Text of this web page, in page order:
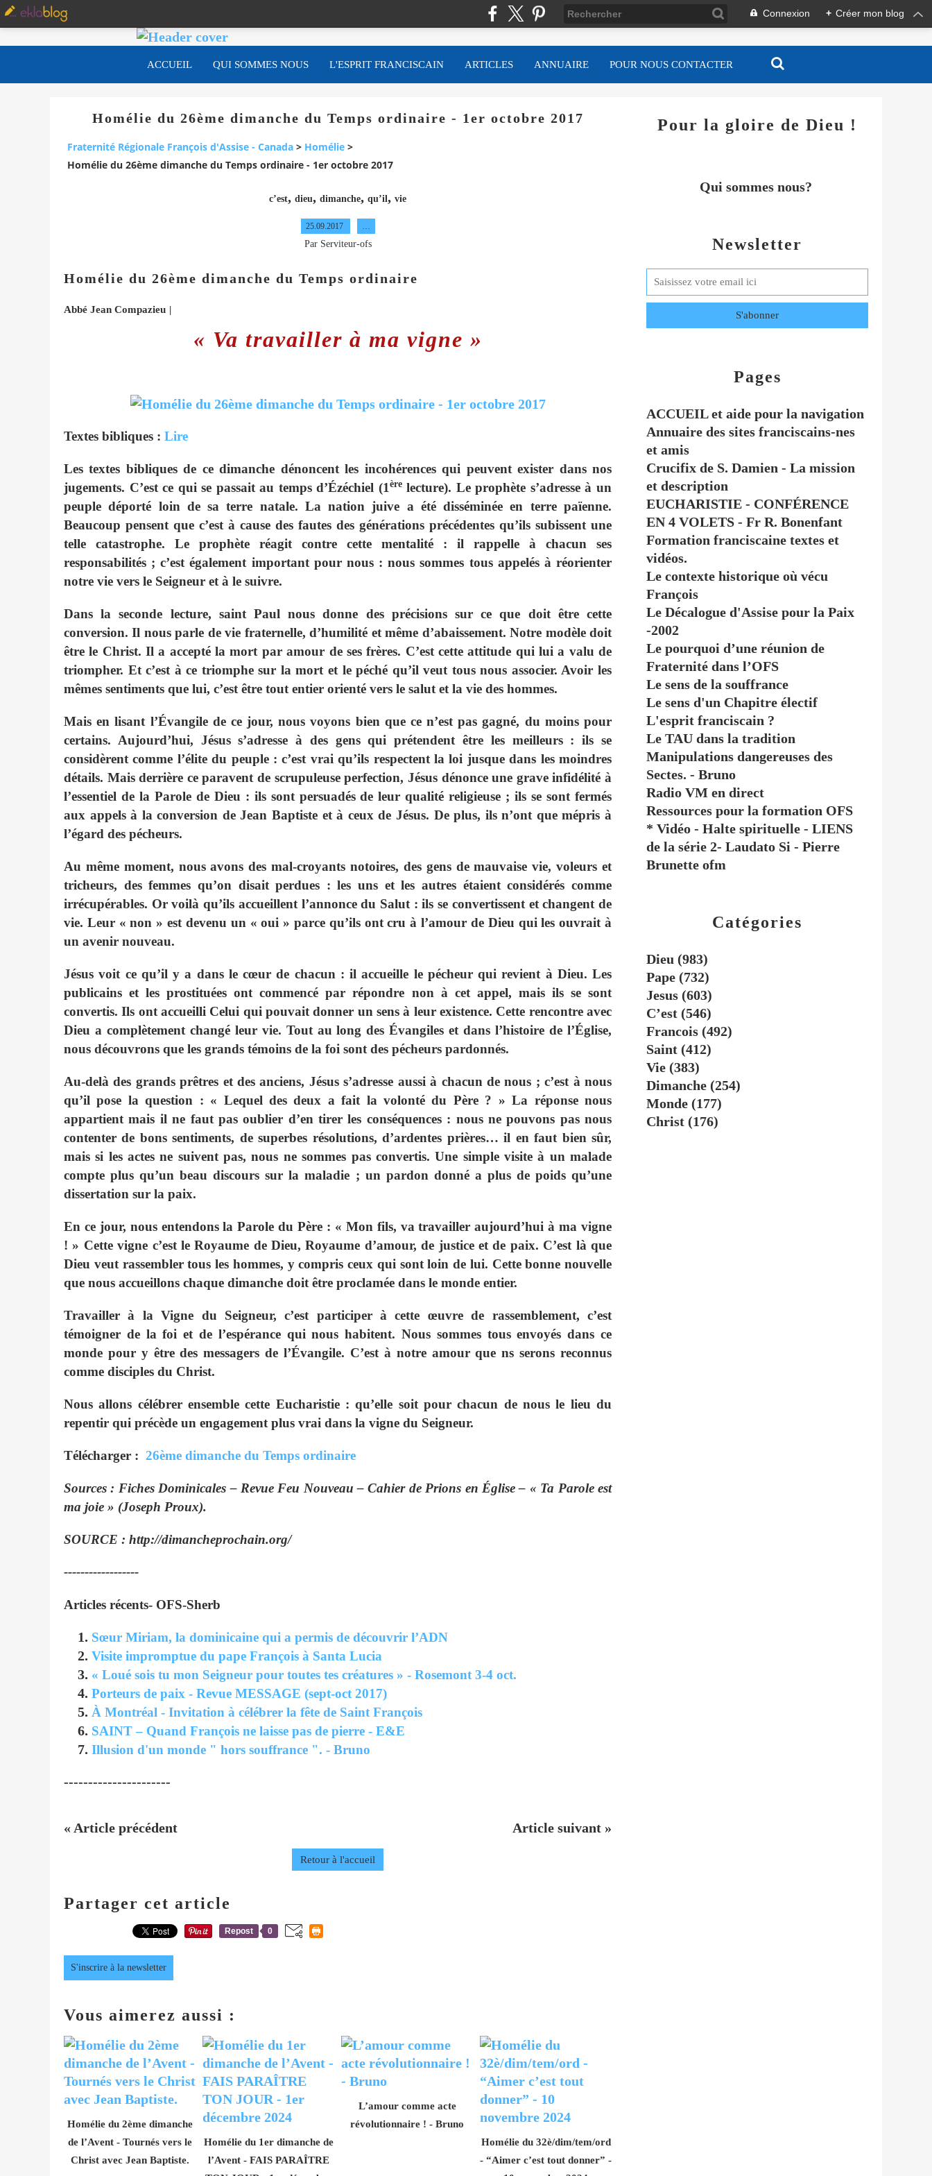
Connexion + Créer mon blog
ACCUEIL QUI SOMMES NOUS L'ESPRIT FRANCISCAIN ARTICLES ANNUAIRE POUR NOUS CONTACTER
Homélie du 26ème dimanche du Temps ordinaire - 1er octobre 2017
Fraternité Régionale François d'Assise - Canada > Homélie >
Homélie du 26ème dimanche du Temps ordinaire - 1er octobre 2017
c’est, dieu, dimanche, qu’il , vie
25.09.2017
Par Serviteur-ofs
Homélie du 26ème dimanche du Temps ordinaire
Abbé Jean Compazieu |
« Va travailler à ma vigne »
Textes bibliques : Lire
Les textes bibliques de ce dimanche dénoncent les incohérences qui peuvent exister dans nos
jugements. C’est ce qui se passait au temps d’Ézéchiel (1èrelecture). Le prophète s’adresse à un
peuple déporté loin de sa terre natale. La nation juive a été disséminée en terre païenne.
Beaucoup pensent que c’est à cause des fautes des générations précédentes qu’ils subissent une
telle catastrophe. Le prophète réagit contre cette mentalité : il rappelle à chacun ses
responsabilités ; c’est également important pour nous : nous sommes tous appelés à réorienter
notre vie vers le Seigneur et à le suivre.
Dans la seconde lecture, saint Paul nous donne des précisions sur ce que doit être cette
conversion. Il nous parle de vie fraternelle, d’humilité et même d’abaissement. Notre modèle doit
être le Christ. Il a accepté la mort par amour de ses frères. C’est cette attitude qui lui a valu de
triompher. Et c’est à ce triomphe sur la mort et le péché qu’il veut tous nous associer. Avoir les
mêmes sentiments que lui, c’est être tout entier orienté vers le salut et la vie des hommes.
Mais en lisant l’Évangile de ce jour, nous voyons bien que ce n’est pas gagné, du moins pour
certains. Aujourd’hui, Jésus s’adresse à des gens qui prétendent être les meilleurs : ils se
considèrent comme l’élite du peuple : c’est vrai qu’ils respectent la loi jusque dans les moindres
détails. Mais derrière ce paravent de scrupuleuse perfection, Jésus dénonce une grave infidélité à
l’essentiel de la Parole de Dieu : ils sont persuadés de leur qualité religieuse ; ils se sont fermés
aux appels à la conversion de Jean Baptiste et à ceux de Jésus. De plus, ils n’ont que mépris à
l’égard des pécheurs.
Au même moment, nous avons des mal-croyants notoires, des gens de mauvaise vie, voleurs et
tricheurs, des femmes qu’on disait perdues : les uns et les autres étaient considérés comme
irrécupérables. Or voilà qu’ils accueillent l’annonce du Salut : ils se convertissent et changent de
vie. Leur « non » est devenu un « oui » parce qu’ils ont cru à l’amour de Dieu qui les ouvrait à
un avenir nouveau.
Jésus voit ce qu’il y a dans le cœur de chacun : il accueille le pécheur qui revient à Dieu. Les
publicains et les prostituées ont commencé par répondre non à cet appel, mais ils se sont
convertis. Ils ont accueilli Celui qui pouvait donner un sens à leur existence. Cette rencontre avec
Dieu a complètement changé leur vie. Tout au long des Évangiles et dans l’histoire de l’Église,
nous découvrons que les grands témoins de la foi sont des pécheurs pardonnés.
Au-delà des grands prêtres et des anciens, Jésus s’adresse aussi à chacun de nous ; c’est à nous
qu’il pose la question : « Lequel des deux a fait la volonté du Père ? » La réponse nous
appartient mais il ne faut pas oublier d’en tirer les conséquences : nous ne pouvons pas nous
contenter de bons sentiments, de superbes résolutions, d’ardentes prières… il en faut bien sûr,
mais si les actes ne suivent pas, nous ne sommes pas convertis. Une simple visite à un malade
compte plus qu’un beau discours sur la maladie ; un pardon donné a plus de poids qu’une
dissertation sur la paix.
En ce jour, nous entendons la Parole du Père : « Mon fils, va travailler aujourd’hui à ma vigne
! » Cette vigne c’est le Royaume de Dieu, Royaume d’amour, de justice et de paix. C’est là que
Dieu veut rassembler tous les hommes, y compris ceux qui sont loin de lui. Cette bonne nouvelle
que nous accueillons chaque dimanche doit être proclamée dans le monde entier.
Travailler à la Vigne du Seigneur, c’est participer à cette œuvre de rassemblement, c’est
témoigner de la foi et de l’espérance qui nous habitent. Nous sommes tous envoyés dans ce
monde pour y être des messagers de l’Évangile. C’est à notre amour que ns serons reconnus
comme disciples du Christ.
Nous allons célébrer ensemble cette Eucharistie : qu’elle soit pour chacun de nous le lieu du
repentir qui précède un engagement plus vrai dans la vigne du Seigneur.
Télécharger : 26ème dimanche du Temps ordinaire
Sources : Fiches Dominicales – Revue Feu Nouveau – Cahier de Prions en Église – « Ta Parole est
ma joie » (Joseph Proux).
SOURCE : http://dimancheprochain.org/
------------------
Articles récents- OFS-Sherb
Sœur Miriam, la dominicaine qui a permis de découvrir l’ADN
Visite impromptue du pape François à Santa Lucia
« Loué sois tu mon Seigneur pour toutes tes créatures » - Rosemont 3-4 oct.
Porteurs de paix - Revue MESSAGE (sept-oct 2017)
À Montréal - Invitation à célébrer la fête de Saint François
SAINT – Quand François ne laisse pas de pierre - E&E
Illusion d'un monde " hors souffrance ". - Bruno
----------------------
« Article précédent Article suivant »
Retour à l'accueil
Partager cet article
Repost 0
S'inscrire à la newsletter
Vous aimerez aussi :
Homélie du 2ème dimanche
de l’Avent - Tournés vers le
Christ avec Jean Baptiste.
Homélie du 1er dimanche de
l’Avent - FAIS PARAÎTRE
L’amour comme acte
révolutionnaire ! - Bruno
Homélie du 32è/dim/tem/ord
- “Aimer c’est tout donner” -
Newsletter
Catégories
Dieu (983)
Pape (732)
Jesus (603)
C’est (546)
Francois (492)
Saint (412)
Vie (383)
Dimanche (254)
Monde (177)
Christ (176)
Pages
ACCUEIL et aide pour la navigation
Annuaire des sites franciscains-nes
et amis
Crucifix de S. Damien - La mission
et description
EUCHARISTIE - CONFÉRENCE
EN 4 VOLETS - Fr R. Bonenfant
Formation franciscaine textes et
vidéos.
Le contexte historique où vécu
François
Le Décalogue d'Assise pour la Paix
-2002
Le pourquoi d’une réunion de
Fraternité dans l’OFS
Le sens de la souffrance
Le sens d'un Chapitre électif
L'esprit franciscain ?
Le TAU dans la tradition
Manipulations dangereuses des
Sectes. - Bruno
Radio VM en direct
Ressources pour la formation OFS
* Vidéo - Halte spirituelle - LIENS
de la série 2- Laudato Si - Pierre
Brunette ofm
Pour la gloire de Dieu !
Qui sommes nous?